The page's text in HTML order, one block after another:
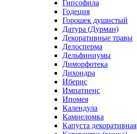
Гипсофила
Годеция
Горошек душистый
Датура (Дурман)
Декоративные травы
Делосперма
Дельфиниумы
Диморфотека
Дихондра
Иберис
Импатиенс
Ипомея
Календула
Камнеломка
Капуста декоративная